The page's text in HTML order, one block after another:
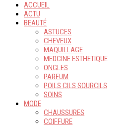
ACCUEIL
ACTU
BEAUTÉ
ASTUCES
CHEVEUX
MAQUILLAGE
MEDCINE ESTHETIQUE
ONGLES
PARFUM
POILS CILS SOURCILS
SOINS
MODE
CHAUSSURES
COIFFURE